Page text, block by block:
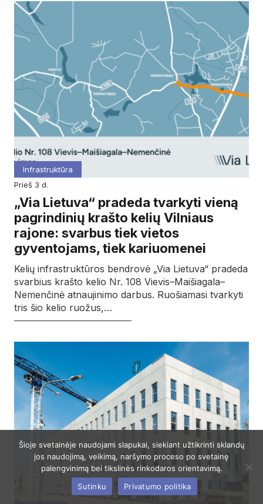
Infrastruktūra
prieš 3 d.
„Via Lietuva“ pradeda tvarkyti vieną
pagrindinių krašto kelių Vilniaus
rajone: svarbus tiek vietos
gyventojams, tiek kariuomenei
Kelių infrastruktūros bendrovė „Via Lietuva“ pradeda
svarbius krašto kelio Nr. 108 Vievis–Maišiagala–
Nemenčinė atnaujinimo darbus. Ruošiamasi tvarkyti
tris šio kelio ruožus,…
Šioje svetainėje naudojami slapukai, siekiant užtikrinti sklandų
jos naudojimą, veikimą, naršymo proceso po svetainę
palengvinimą bei tikslinės rinkodaros orientavimą.
Sutinku
Privatumo politika